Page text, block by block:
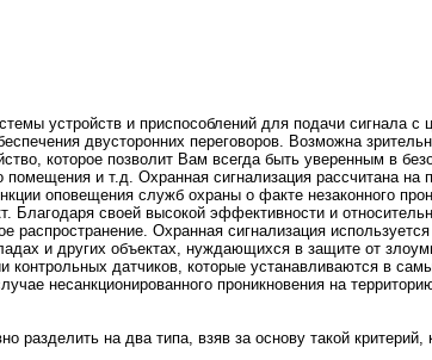
устройств и приспособлений для подачи сигнала с
двусторонних переговоров. Возможна
которое позволит Вам всегда быть уверенным в
помещения и т.д. Охранная сигнализация рассчитана на
оповещения служб охраны о факте незаконного
Благодаря своей высокой эффективности и
распространение. Охранная сигнализация
и других объектах, нуждающихся в защите от
контрольных датчиков, которые устанавливаются в
несанкционированного проникновения на
разделить на два типа, взяв за основу такой критерий,